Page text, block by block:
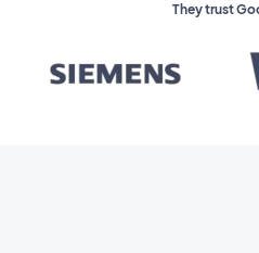
They trust